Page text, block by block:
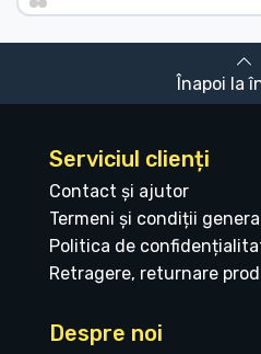
Înapoi la
Serviciul clienți
Contact și ajutor
Termeni și condiții
Politica de
Retragere, returnare
Despre noi